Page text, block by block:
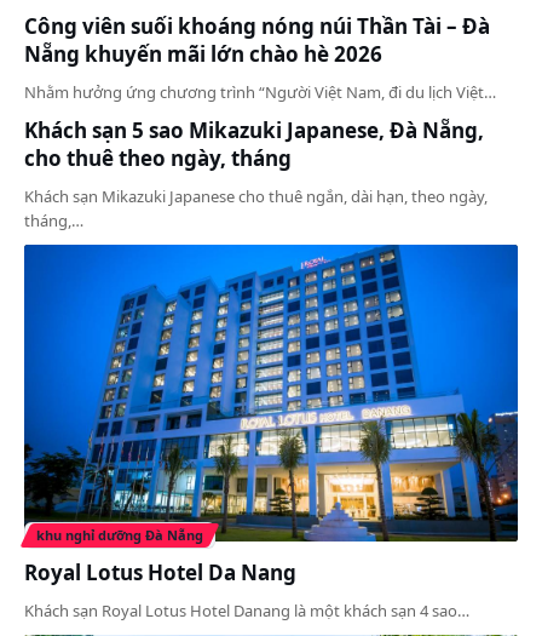
Công viên suối khoáng nóng núi Thần Tài – Đà
Nẵng khuyến mãi lớn chào hè 2026
Nhằm hưởng ứng chương trình “Người Việt Nam, đi du lịch Việt…
Khách sạn 5 sao Mikazuki Japanese, Đà Nẵng,
cho thuê theo ngày, tháng
Khách sạn Mikazuki Japanese cho thuê ngắn, dài hạn, theo ngày,
tháng,…
khu nghỉ dưỡng Đà Nẵng
Royal Lotus Hotel Da Nang
Khách sạn Royal Lotus Hotel Danang là một khách sạn 4 sao…